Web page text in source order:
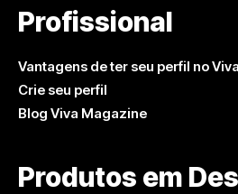
Profissional
Vantagens de ter seu perfil no
Crie seu perfil
Blog Viva Magazine
Produtos em